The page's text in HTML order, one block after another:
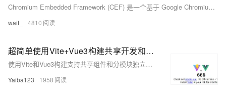
Chromium Embedded Framework (CEF) 是一个基于 Google Chromium 项目的开源 Web 浏览器控件，旨在为第三方应用提供嵌入式浏览器支持。CEF 隔离了底层 Chromium 和 Blink 的复杂性，提供了稳定的产品级 API。它支持 Windows、Linux 和 Mac 平台，不仅限于 C/C++ 接口，还支持多种语言。CEF 功能强大，性能优异，广泛应用于桌面端开发，如 QQ、微信、网易云音乐等。CEF 开源且采用 BSD 授权，商业友好，装机量已超 1 亿。此外，GitHub 项目 CefDetector 可帮助检测电脑中使用 CEF
wait_ 4810
超简单使用Vite+Vue3构建共享开发和分模块打包的前端项目
使用Vite和Vue3构建支持共享组件和分模块独立打包的前端项目的方法。
Yaiba123 1958